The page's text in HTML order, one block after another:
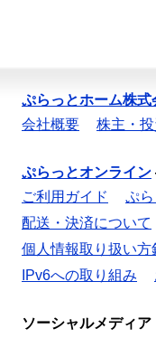
ぷらっとホーム株式
会社概要
株主・
ぷらっとオンライン
ご利用ガイド
ぷ
配送・決済について
個人情報取り扱い方
IPv6への取り組み
ソーシャルメディア